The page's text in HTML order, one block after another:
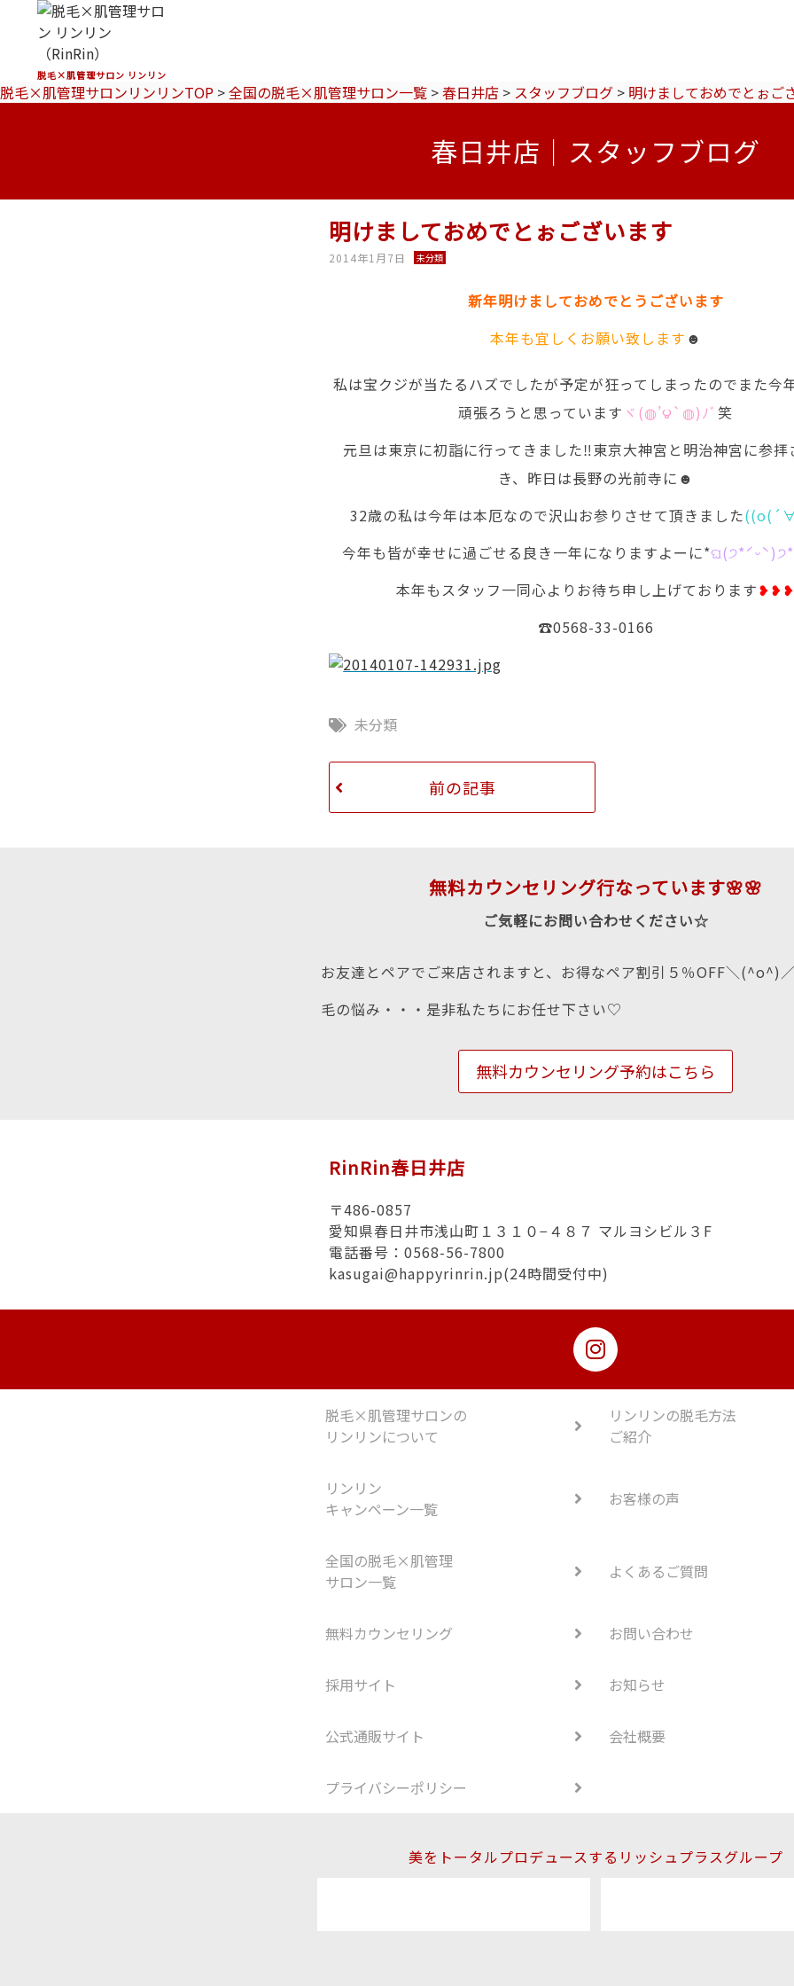
脱毛×肌管理サロン リンリン
脱毛×肌管理サロンリンリンTOP >全国の脱毛×肌管理サロン一覧 >春日井店 > スタッフブログ > 明けましておめでとぉご
春日井店｜スタッフブログ
明けましておめでとぉございます
2014年1月7日 未分類
新年明けましておめでとうございます
本年も宜しくお願い致します ☻
私は宝クジが当たるハズでしたが予定が狂ってしまったのでまた今
頑張ろうと思っています ヾ(◍’౪`◍)ﾉﾞ 笑
元旦は東京に初詣に行ってきました‼︎東京大神宮と明治神宮に参拝
き、昨日は長野の光前寺に☻
32歳の私は今年は本厄なので沢山お参りさせて頂きました
今年も皆が幸せに過ごせる良き一年になりますよーに*
本年もスタッフ一同心よりお待ち申し上げております❥❥❥
☎️0568-33-0166
未分類
前の記事
無料カウンセリング行なっています🌸🌸
ご気軽にお問い合わせください☆
お友達とペアでご来店されますと、お得なペア割引５％OFF＼(^o^)
毛の悩み・・・是非私たちにお任せ下さい♡
無料カウンセリング予約はこちら
RinRin春日井店
〒486-0857
愛知県春日井市浅山町１３１０−４８７ マルヨシビル３F
電話番号：0568-56-7800
kasugai@happyrinrin.jp(24時間受付中)
脱毛×肌管理サロンの
リンリンについて
リンリンの脱毛方法
ご紹介
リンリン
キャンペーン一覧
お客様の声
全国の脱毛×肌管理
サロン一覧
よくあるご質問
無料カウンセリング お問い合わせ
採用サイト お知らせ
公式通販サイト 会社概要
プライバシーポリシー
美をトータルプロデュースするリッシュプラスグループ